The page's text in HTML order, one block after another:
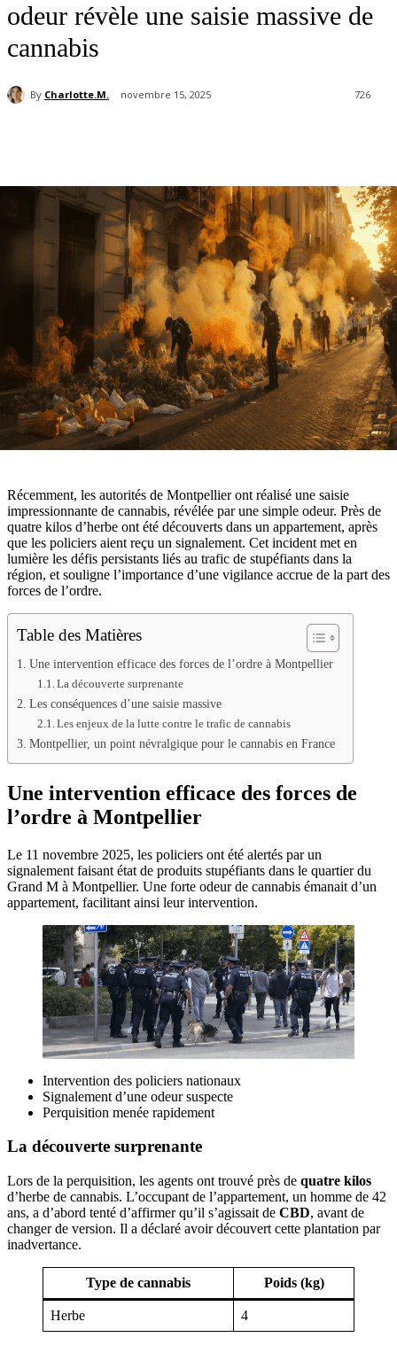
odeur révèle une saisie massive de
cannabis
By Charlotte.M. novembre 15, 2025 726
Récemment, les autorités de Montpellier ont réalisé une saisie
impressionnante de cannabis, révélée par une simple odeur. Près de
quatre kilos d’herbe ont été découverts dans un appartement, après
que les policiers aient reçu un signalement. Cet incident met en
lumière les défis persistants liés au trafic de stupéfiants dans la
région, et souligne l’importance d’une vigilance accrue de la part des
forces de l’ordre.
Table des Matières
Une intervention efficace des forces de l’ordre à Montpellier
La découverte surprenante
Les conséquences d’une saisie massive
Les enjeux de la lutte contre le trafic de cannabis
Montpellier, un point névralgique pour le cannabis en France
Une intervention efficace des forces de
l’ordre à Montpellier
Le 11 novembre 2025, les policiers ont été alertés par un
signalement faisant état de produits stupéfiants dans le quartier du
Grand M à Montpellier. Une forte odeur de cannabis émanait d’un
appartement, facilitant ainsi leur intervention.
Intervention des policiers nationaux
Signalement d’une odeur suspecte
Perquisition menée rapidement
La découverte surprenante
Lors de la perquisition, les agents ont trouvé près de quatre kilos
d’herbe de cannabis. L’occupant de l’appartement, un homme de 42
ans, a d’abord tenté d’affirmer qu’il s’agissait de CBD, avant de
changer de version. Il a déclaré avoir découvert cette plantation par
inadvertance.
Type de cannabis Poids (kg)
Herbe 4